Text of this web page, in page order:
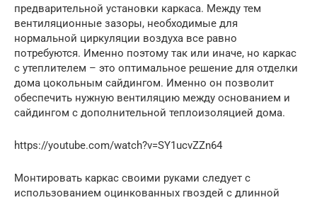
предварительной установки каркаса. Между тем
вентиляционные зазоры, необходимые для
нормальной циркуляции воздуха все равно
потребуются. Именно поэтому так или иначе, но каркас
с утеплителем – это оптимальное решение для отделки
дома цокольным сайдингом. Именно он позволит
обеспечить нужную вентиляцию между основанием и
сайдингом с дополнительной теплоизоляцией дома.
https://youtube.com/watch?v=SY1ucvZZn64
Монтировать каркас своими руками следует с
использованием оцинкованных гвоздей с длинной